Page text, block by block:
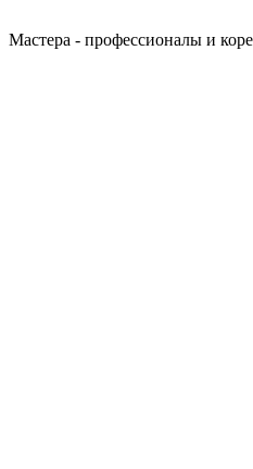
Мастера - профессионалы и